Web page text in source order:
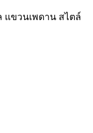
แขวนเพดาน สไตล์